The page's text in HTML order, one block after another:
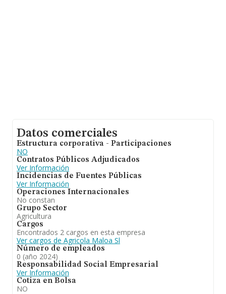
Datos comerciales
Estructura corporativa - Participaciones
NO
Contratos Públicos Adjudicados
Ver Información
Incidencias de Fuentes Públicas
Ver Información
Operaciones Internacionales
No constan
Grupo Sector
Agricultura
Cargos
Encontrados 2 cargos en esta empresa
Ver cargos de Agricola Maloa Sl
Número de empleados
0 (año 2024)
Responsabilidad Social Empresarial
Ver Información
Cotiza en Bolsa
NO